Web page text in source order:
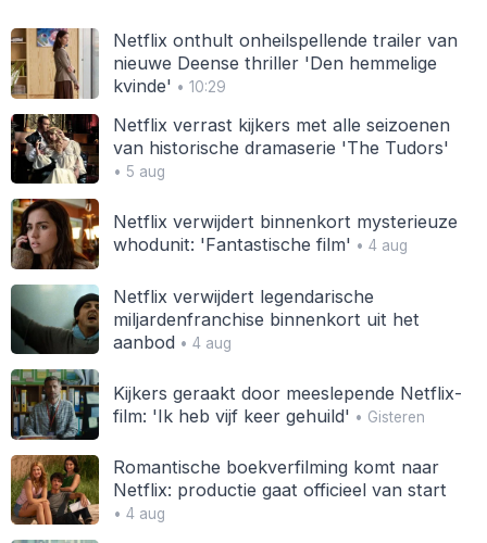
Netflix onthult onheilspellende trailer van
nieuwe Deense thriller 'Den hemmelige
kvinde' • 10:29
Netflix verrast kijkers met alle seizoenen
van historische dramaserie 'The Tudors'
• 5 aug
Netflix verwijdert binnenkort mysterieuze
whodunit: 'Fantastische film' • 4 aug
Netflix verwijdert legendarische
miljardenfranchise binnenkort uit het
aanbod • 4 aug
Kijkers geraakt door meeslepende Netflix-
film: 'Ik heb vijf keer gehuild' • Gisteren
Romantische boekverfilming komt naar
Netflix: productie gaat officieel van start
• 4 aug